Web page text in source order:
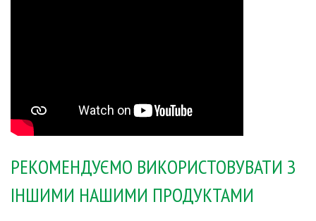
РЕКОМЕНДУЄМО ВИКОРИСТОВУВАТИ З
ІНШИМИ НАШИМИ ПРОДУКТАМИ